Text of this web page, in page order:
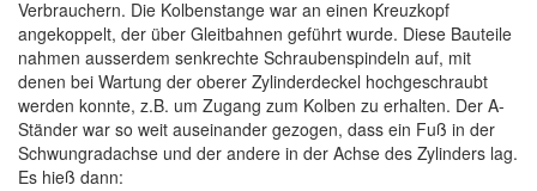
Verbrauchern. Die Kolbenstange war an einen Kreuzkopf
angekoppelt, der über Gleitbahnen geführt wurde. Diese Bauteile
nahmen ausserdem senkrechte Schraubenspindeln auf, mit
denen bei Wartung der oberer Zylinderdeckel hochgeschraubt
werden konnte, z.B. um Zugang zum Kolben zu erhalten. Der A-
Ständer war so weit auseinander gezogen, dass ein Fuß in der
Schwungradachse und der andere in der Achse des Zylinders lag.
Es hieß dann: